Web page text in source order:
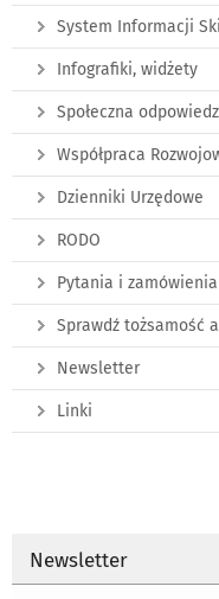
System Informacji
Infografiki, widżety
Społeczna
Współpraca
Dzienniki Urzędowe
RODO
Pytania i zamówienia
Sprawdź tożsamość
Newsletter
Linki
Newsletter